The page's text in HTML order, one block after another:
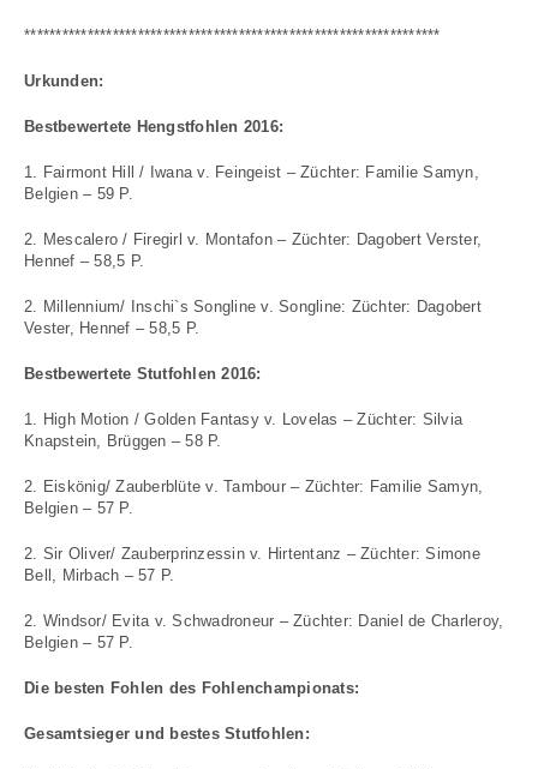
******************************************************************
Urkunden:
Bestbewertete Hengstfohlen 2016:
1. Fairmont Hill / Iwana v. Feingeist – Züchter: Familie Samyn,
Belgien – 59 P.
2. Mescalero / Firegirl v. Montafon – Züchter: Dagobert Verster,
Hennef – 58,5 P.
2. Millennium/ Inschi`s Songline v. Songline: Züchter: Dagobert
Vester, Hennef – 58,5 P.
Bestbewertete Stutfohlen 2016:
1. High Motion / Golden Fantasy v. Lovelas – Züchter: Silvia
Knapstein, Brüggen – 58 P.
2. Eiskönig/ Zauberblüte v. Tambour – Züchter: Familie Samyn,
Belgien – 57 P.
2. Sir Oliver/ Zauberprinzessin v. Hirtentanz – Züchter: Simone
Bell, Mirbach – 57 P.
2. Windsor/ Evita v. Schwadroneur – Züchter: Daniel de Charleroy,
Belgien – 57 P.
Die besten Fohlen des Fohlenchampionats:
Gesamtsieger und bestes Stutfohlen: